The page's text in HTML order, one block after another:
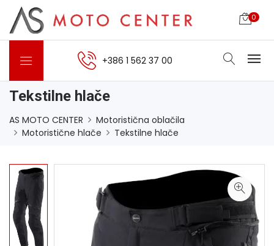
0
+386 1 562 37 00
Tekstilne hlače
AS MOTO CENTER
Motoristična oblačila
Motoristične hlače
Tekstilne hlače